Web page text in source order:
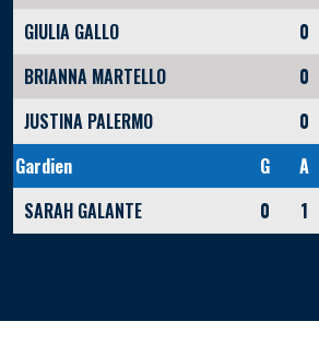
GIULIA GALLO
0
BRIANNA MARTELLO
0
JUSTINA PALERMO
0
Gardien
G A
SARAH GALANTE
0 1